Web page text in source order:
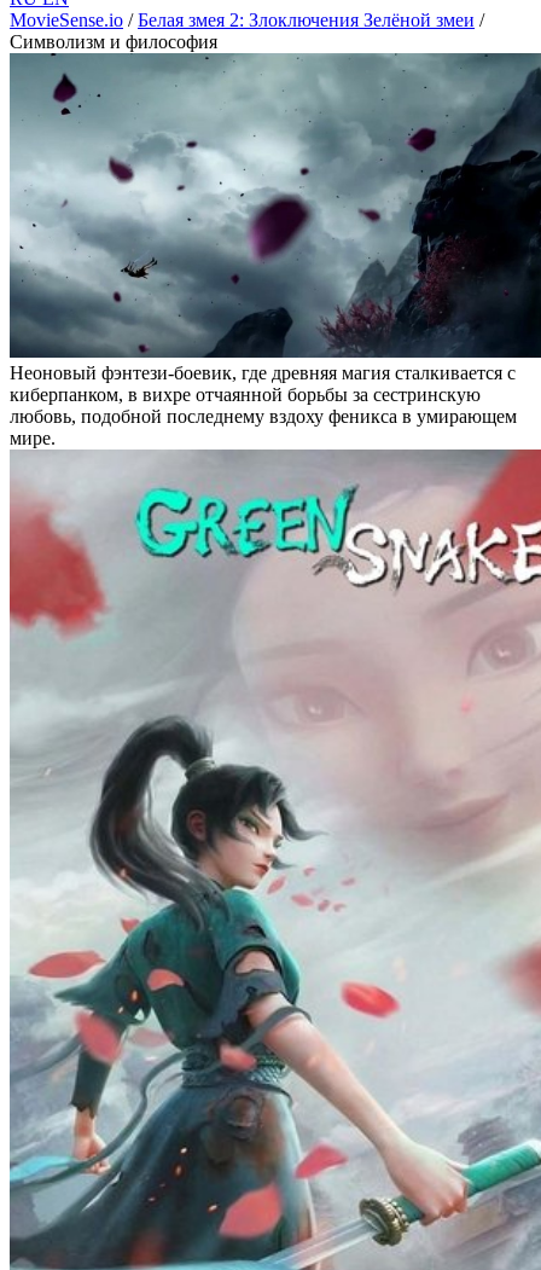
MovieSense.io / Белая змея 2: Злоключения Зелёной змеи /
Символизм и философия
Неоновый фэнтези-боевик, где древняя магия сталкивается с
киберпанком, в вихре отчаянной борьбы за сестринскую
любовь, подобной последнему вздоху феникса в умирающем
мире.